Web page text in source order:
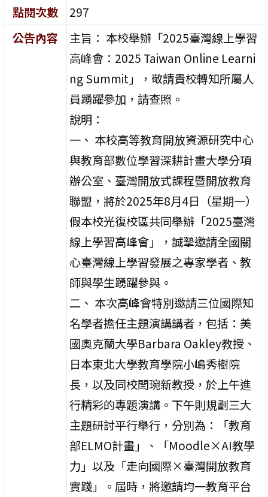
點閱次數
297
公告內容
主旨： 本校舉辦「2025臺灣線上學習
高峰會：2025 Taiwan Online Learni
ng Summit」，敬請貴校轉知所屬人
員踴躍參加，請查照。
說明：
一、 本校高等教育開放資源研究中心
與教育部數位學習深耕計畫大學分項
辦公室、臺灣開放式課程暨開放教育
聯盟，將於2025年8月4日（星期一）
假本校光復校區共同舉辦「2025臺灣
線上學習高峰會」，誠摯邀請全國關
心臺灣線上學習發展之專家學者、教
師與學生踴躍參與。
二、 本次高峰會特別邀請三位國際知
名學者擔任主題演講講者，包括：美
國奧克蘭大學Barbara Oakley教授、
日本東北大學教育學院小嶋秀樹院
長，以及同校閆琬新教授，於上午進
行精彩的專題演講。下午則規劃三大
主題研討平行舉行，分別為：「教育
部ELMO計畫」、「Moodle×AI教學
力」以及「走向國際×臺灣開放教育
實踐」。屆時，將邀請均一教育平台